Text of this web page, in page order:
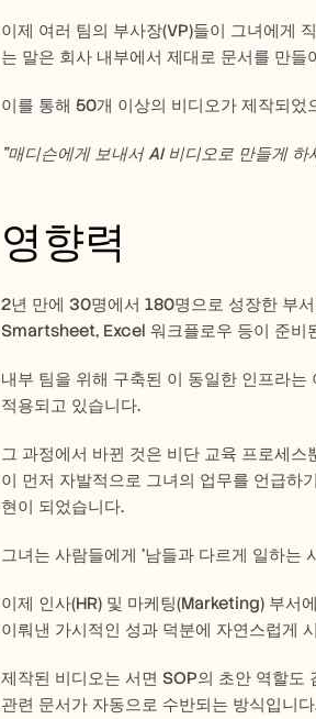
이제 여러 팀의 부사장(VP)들이 그녀에게
는 말은 회사 내부에서 제대로 문서를 만
이를 통해 50개 이상의 비디오가 제작되
"매디슨에게 보내서 AI 비디오로 만들게 하
영향력
2년 만에 30명에서 180명으로 성장한 부
Smartsheet, Excel 워크플로우 등이 준비
내부 팀을 위해 구축된 이 동일한 인프라
적용되고 있습니다.
그 과정에서 바뀐 것은 비단 교육 프로세
이 먼저 자발적으로 그녀의 업무를 언급하
현이 되었습니다.
그녀는 사람들에게 '남들과 다르게 일하는
이제 인사(HR) 및 마케팅(Marketing) 부서
이뤄낸 가시적인 성과 덕분에 자연스럽게
제작된 비디오는 서면 SOP의 초안 역할도
관련 문서가 자동으로 수반되는 방식입니